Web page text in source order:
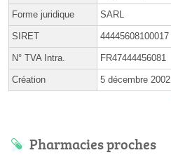
Forme juridique SARL
SIRET 44445608100017
N° TVA Intra. FR47444456081
Création 5 décembre 2002
Pharmacies proches